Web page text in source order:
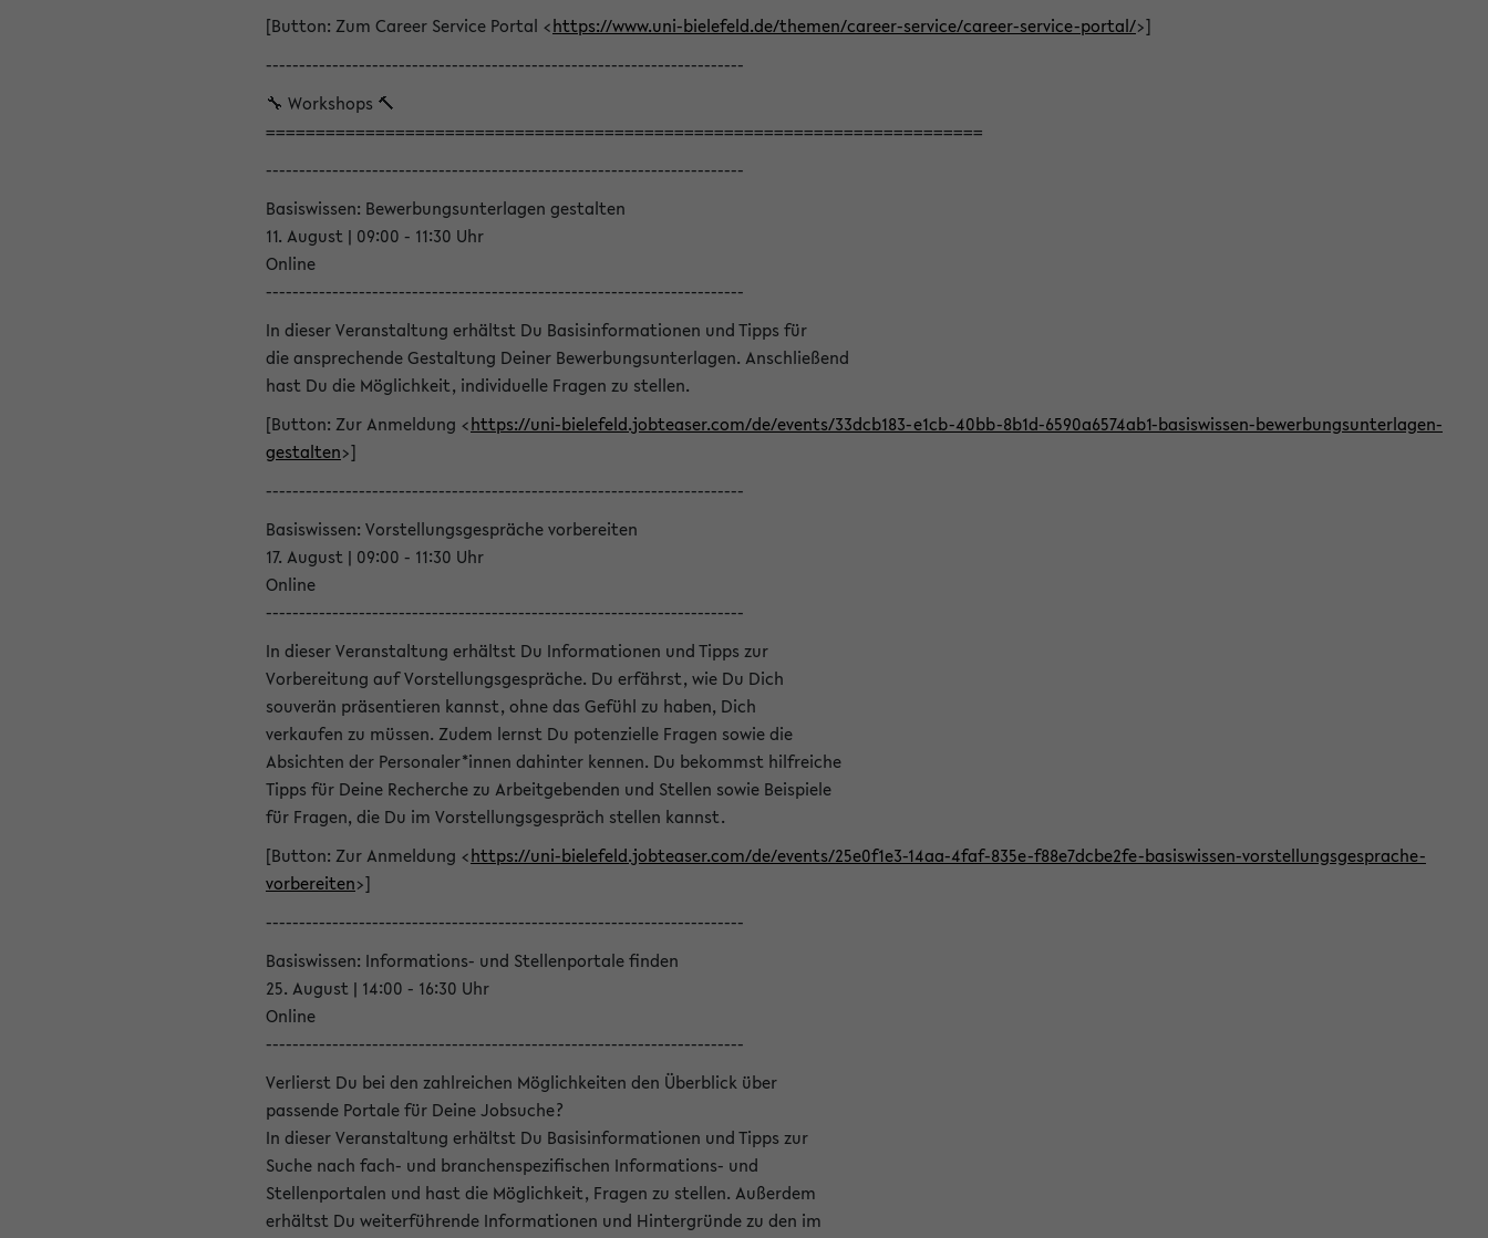
[Button: Zum Career Service Portal <https://www.uni-bielefeld.de/themen/career-service/career-service-portal/>]
------------------------------------------------------------------------
🔧 Workshops 🔨
========================================================================
------------------------------------------------------------------------
Basiswissen: Bewerbungsunterlagen gestalten
11. August | 09:00 - 11:30 Uhr
Online
------------------------------------------------------------------------
In dieser Veranstaltung erhältst Du Basisinformationen und Tipps für
die ansprechende Gestaltung Deiner Bewerbungsunterlagen. Anschließend
hast Du die Möglichkeit, individuelle Fragen zu stellen.
[Button: Zur Anmeldung <https://uni-bielefeld.jobteaser.com/de/events/33dcb183-e1cb-40bb-8b1d-6590a6574ab1-basiswissen-bewerbungsunterlagen-
gestalten>]
------------------------------------------------------------------------
Basiswissen: Vorstellungsgespräche vorbereiten
17. August | 09:00 - 11:30 Uhr
Online
------------------------------------------------------------------------
In dieser Veranstaltung erhältst Du Informationen und Tipps zur
Vorbereitung auf Vorstellungsgespräche. Du erfährst, wie Du Dich
souverän präsentieren kannst, ohne das Gefühl zu haben, Dich
verkaufen zu müssen. Zudem lernst Du potenzielle Fragen sowie die
Absichten der Personaler*innen dahinter kennen. Du bekommst hilfreiche
Tipps für Deine Recherche zu Arbeitgebenden und Stellen sowie Beispiele
für Fragen, die Du im Vorstellungsgespräch stellen kannst.
[Button: Zur Anmeldung <https://uni-bielefeld.jobteaser.com/de/events/25e0f1e3-14aa-4faf-835e-f88e7dcbe2fe-basiswissen-vorstellungsgesprache-
vorbereiten>]
------------------------------------------------------------------------
Basiswissen: Informations- und Stellenportale finden
25. August | 14:00 - 16:30 Uhr
Online
------------------------------------------------------------------------
Verlierst Du bei den zahlreichen Möglichkeiten den Überblick über
passende Portale für Deine Jobsuche?
In dieser Veranstaltung erhältst Du Basisinformationen und Tipps zur
Suche nach fach- und branchenspezifischen Informations- und
Stellenportalen und hast die Möglichkeit, Fragen zu stellen. Außerdem
erhältst Du weiterführende Informationen und Hintergründe zu den im